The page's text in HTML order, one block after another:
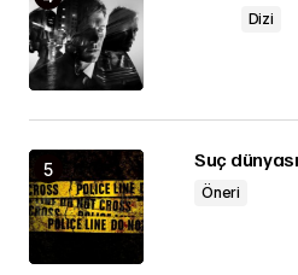
Dizi
Suç
Öneri